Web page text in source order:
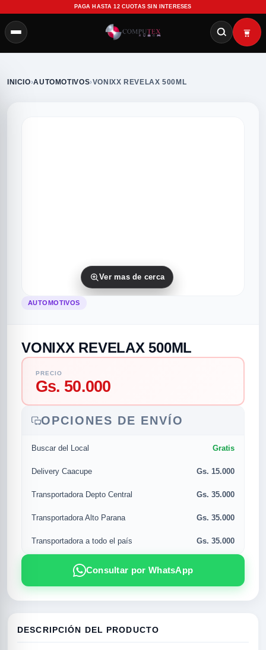
PAGA HASTA 12 CUOTAS SIN INTERESES
categorias
MUSICAL
POPULARES
INICIO›AUTOMOTIVOS›VONIXX REVELAX 500ML
Ver mas de cerca
AUTOMOTIVOS
VONIXX REVELAX 500ML
PRECIO
Gs. 50.000
OPCIONES DE ENVÍO
Buscar del Local Gratis
Delivery Caacupe Gs. 15.000
Transportadora Depto Central Gs. 35.000
Transportadora Alto Parana Gs. 35.000
Transportadora a todo el país Gs. 35.000
Consultar por WhatsApp
DESCRIPCIÓN DEL PRODUCTO